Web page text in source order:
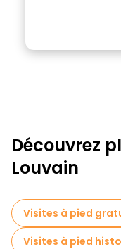
Découvrez
Louvain
Visites à pied
Visites à pied